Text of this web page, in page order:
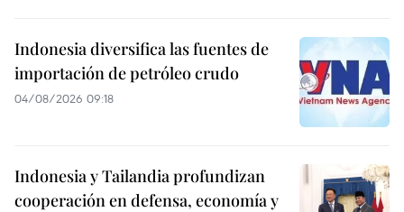
Indonesia diversifica las fuentes de
importación de petróleo crudo
04/08/2026 09:18
Indonesia y Tailandia profundizan
cooperación en defensa, economía y